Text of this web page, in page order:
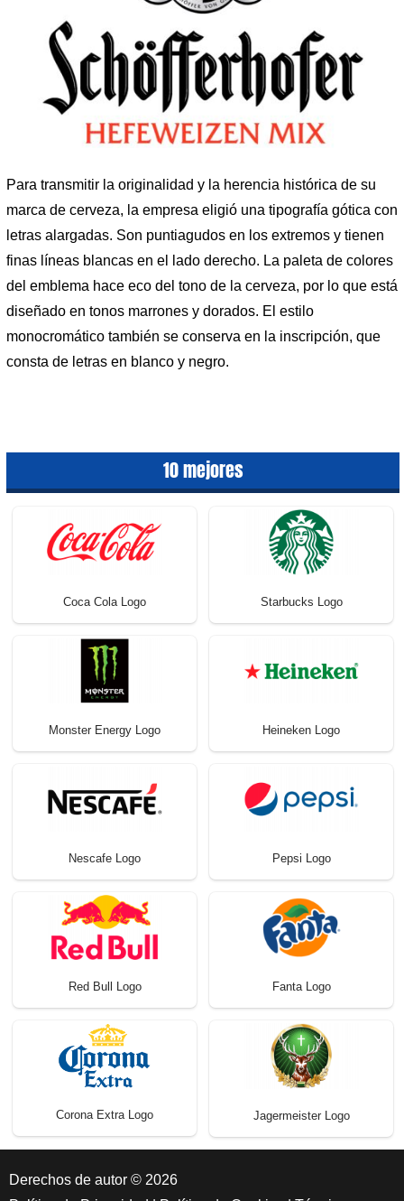
Para transmitir la originalidad y la herencia histórica de su
marca de cerveza, la empresa eligió una tipografía gótica con
letras alargadas. Son puntiagudos en los extremos y tienen
finas líneas blancas en el lado derecho. La paleta de colores
del emblema hace eco del tono de la cerveza, por lo que está
diseñado en tonos marrones y dorados. El estilo
monocromático también se conserva en la inscripción, que
consta de letras en blanco y negro.
10 mejores
Coca Cola Logo Starbucks Logo
Monster Energy Logo Heineken Logo
Nescafe Logo Pepsi Logo
Red Bull Logo Fanta Logo
Corona Extra Logo Jagermeister Logo
Derechos de autor © 2026